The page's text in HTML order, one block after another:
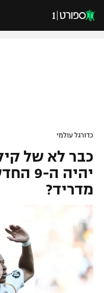
VOD
גביע הטוטו
ליגיונרים
גביע המדינה
נבחרת ישראל
מכבי חיפה
ליגת האלופות
ליגה אירופית
ליגה אנגלית
ליגה גרמנית
ליגה ספרדית
ליגה איטלקית
כדורסל ישראלי
ליגת ווינר סל
כדורסל נשים
הפועל חולון
כדורסל עולמי
NBA
יורוליג
יורוקאפ
ענפים נוספים
טניס
כדוריד
כדורגל עולמי
כבר לא של
יהיה
מדריד?